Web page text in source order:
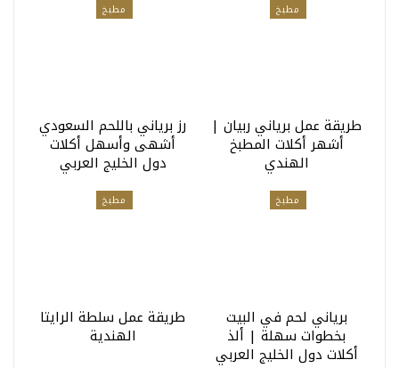
مطبخ
طريقة عمل برياني ربيان |
أشهر أكلات المطبخ
الهندي
مطبخ
رز برياني باللحم السعودي
أشهى وأسهل أكلات
دول الخليج العربي
مطبخ
برياني لحم في البيت
بخطوات سهلة | ألذ
أكلات دول الخليج العربي
مطبخ
طريقة عمل سلطة الرايتا
الهندية